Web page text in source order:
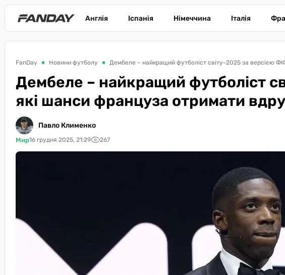
Англія Іспанія Німеччина Італія
FanDay Новини футболу Дембеле – найкращий футболіст світу-2025 за версією
Дембеле – найкращий футболіст
які шанси француза отримати
Павло Клименко
Мир16 грудня 2025, 21:29 267